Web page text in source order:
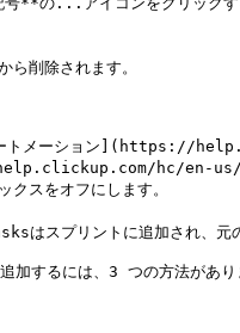
削除されます。
オートメーション
hc/en-
スをオフにします。
はスプリントに追加され、元
加するには、3 つの方法があり